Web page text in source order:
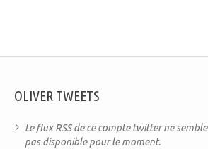
OLIVER TWEETS
Le flux RSS de ce compte twitter ne semble
pas disponible pour le moment.